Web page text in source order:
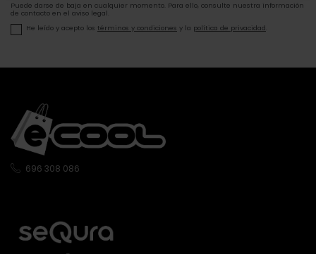
Puede darse de baja en cualquier momento. Para ello, consulte nuestra información
de contacto en el aviso legal.
He leído y acepto los términos y condiciones y la política de privacidad
696 308 086